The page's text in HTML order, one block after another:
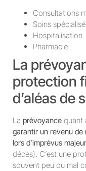
Consultations
Soins
Hospitalisation
Pharmacie
La
protection
d’aléas de
La prévoyance quant
garantir un revenu
lors d’imprévus
décès). C’est une
souvent peu ou mal